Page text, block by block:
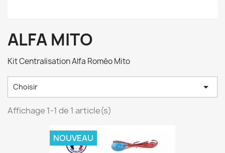
ALFA MITO
Kit Centralisation Alfa Roméo Mito
Choisir 
Affichage 1-1 de 1 article(s)
NOUVEAU